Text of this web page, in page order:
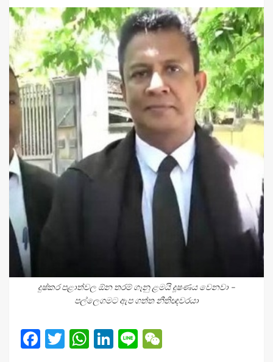
දුෂ්කර පළාත්වල ඕන තරම් ගෑනු ළමයි දූෂණය වෙනවා –
පල්ලෙගමට ඇප ගත්ත නීතිඥවරයා
Facebook
Twitter
WhatsApp
LinkedIn
Line